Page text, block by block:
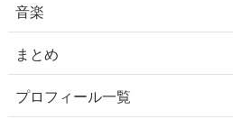
音楽
まとめ
プロフィール一覧